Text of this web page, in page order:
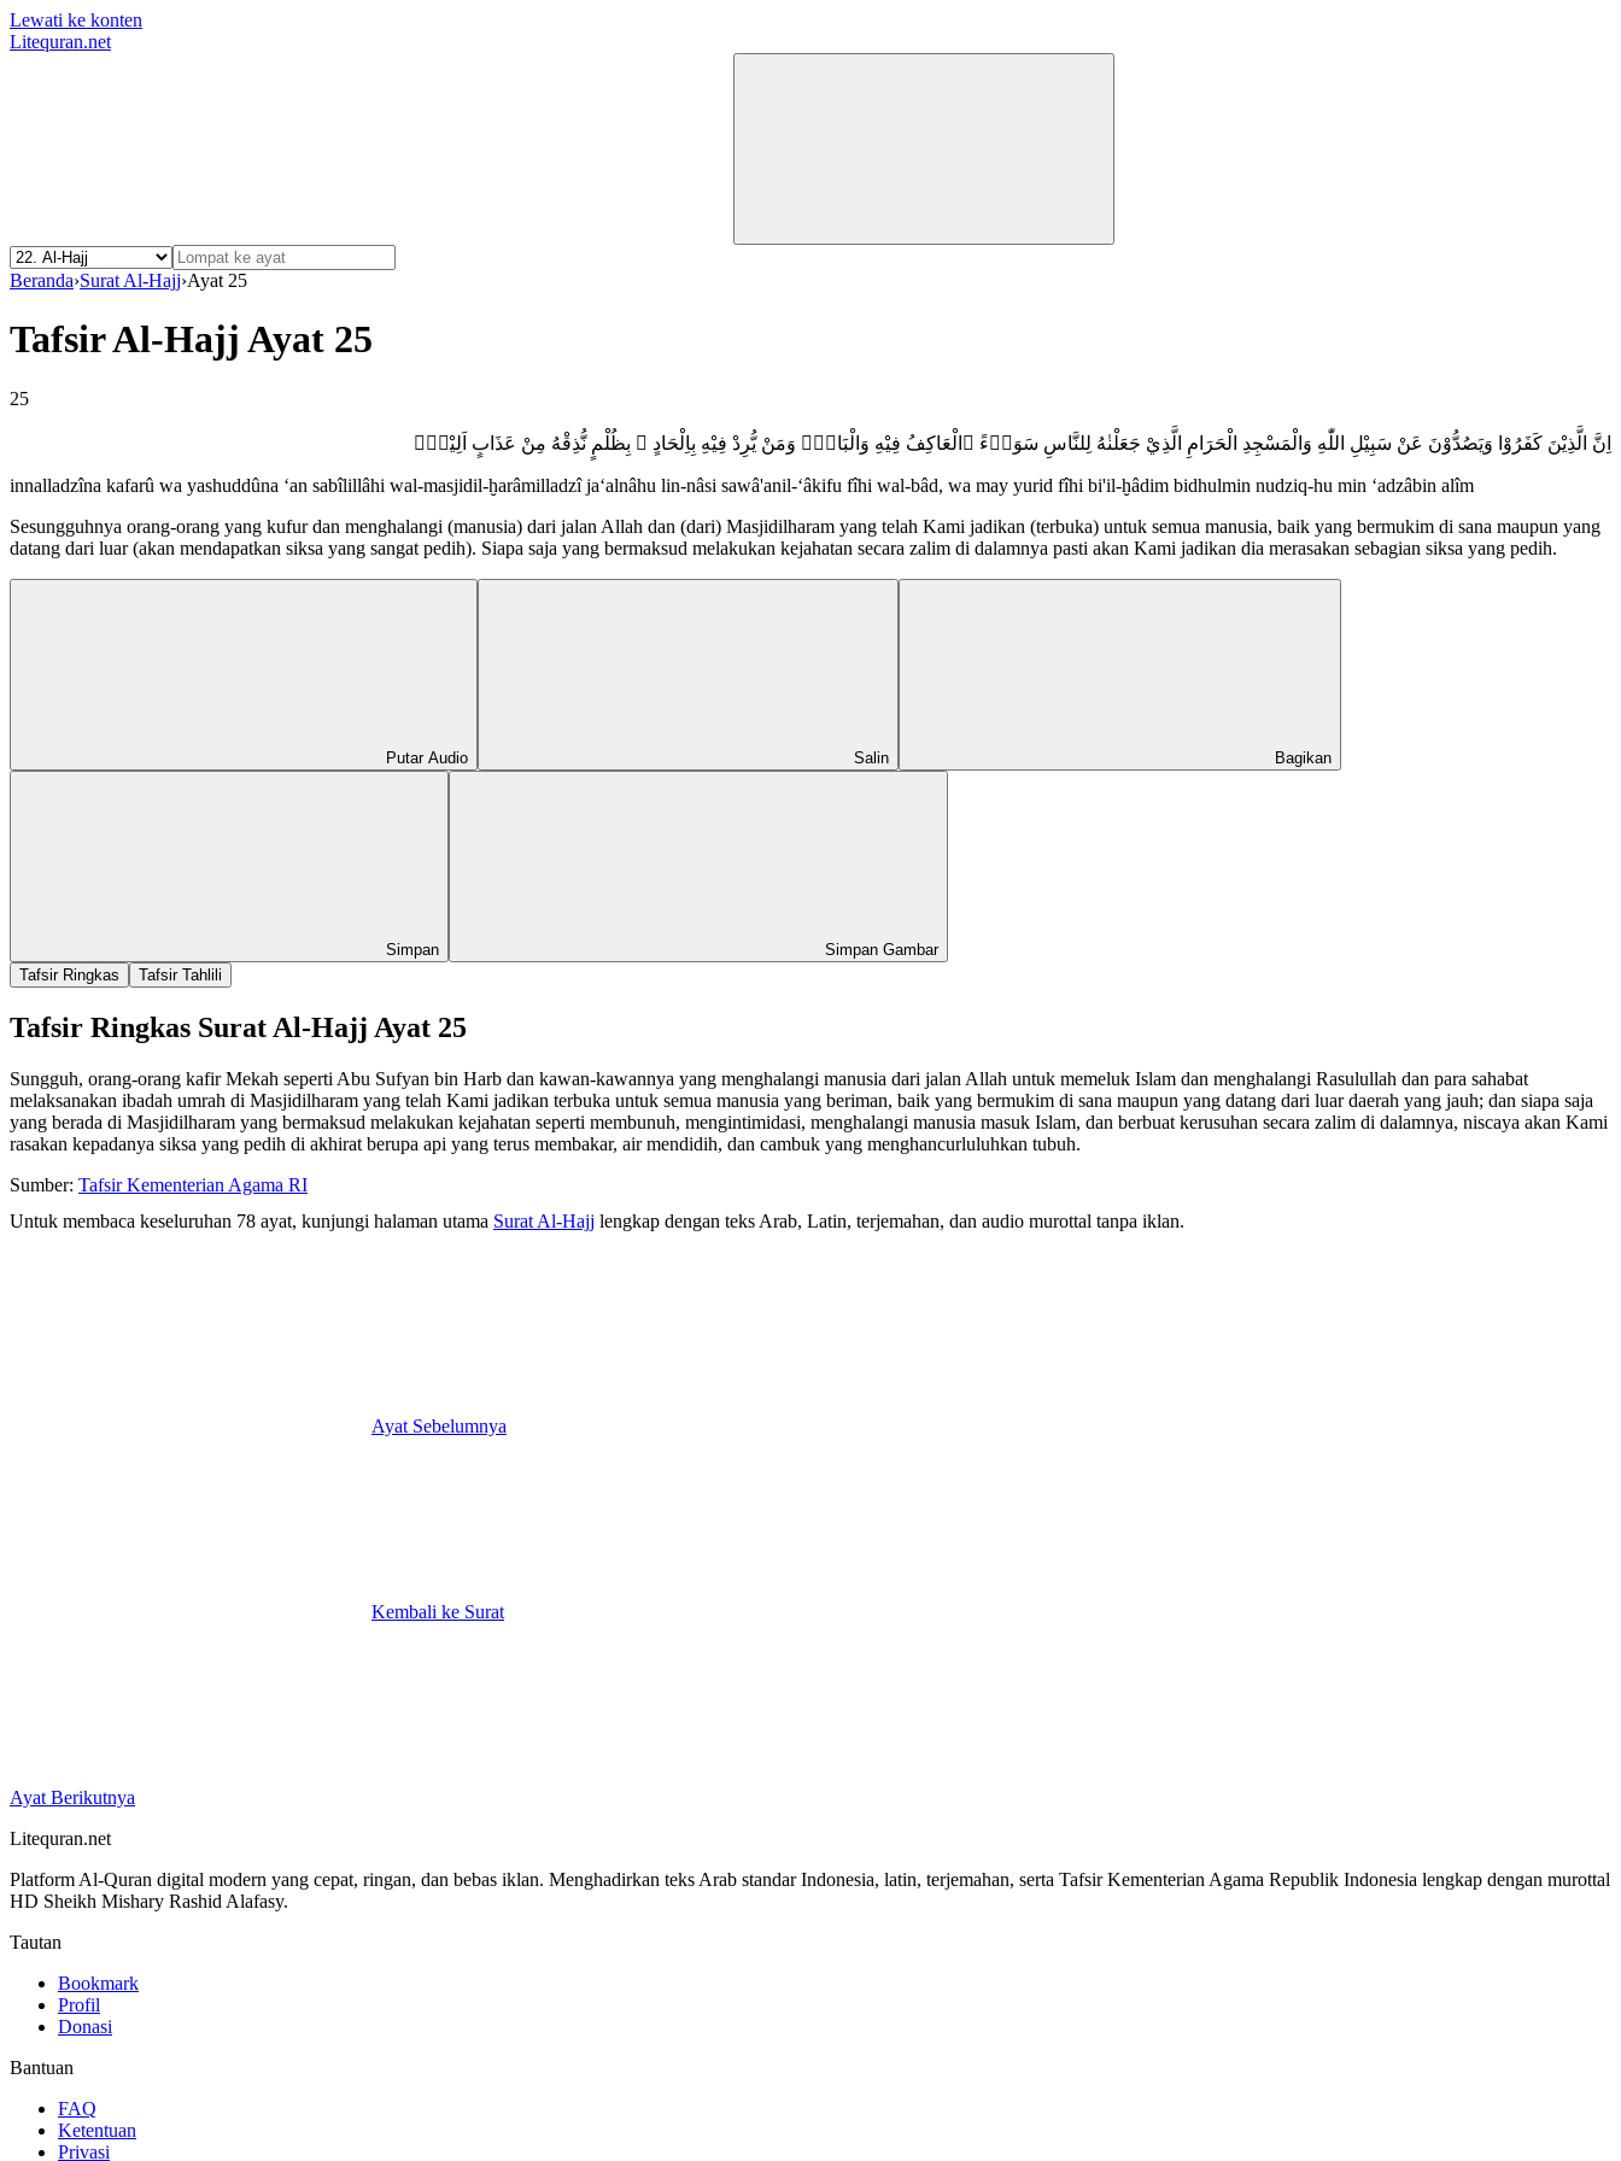
Lewati ke konten
Litequran.net
Beranda›Surat Al-Hajj›Ayat 25
Tafsir Al-Hajj Ayat 25
25
اِنَّ الَّذِيْنَ كَفَرُوْا وَيَصُدُّوْنَ عَنْ سَبِيْلِ اللّٰهِ وَالْمَسْجِدِ الْحَرَامِ الَّذِيْ جَعَلْنٰهُ لِلنَّاسِ سَوَاۤءً ࣙالْعَاكِفُ فِيْهِ وَالْبَادِۗ وَمَنْ يُّرِدْ فِيْهِ بِاِلْحَادٍ ۢ بِظُلْمٍ نُّذِقْهُ مِنْ عَذَابٍ اَلِيْمٍࣖ
innalladzîna kafarû wa yashuddûna ‘an sabîlillâhi wal-masjidil-ḫarâmilladzî ja‘alnâhu lin-nâsi sawâ'anil-‘âkifu fîhi wal-bâd, wa may yurid fîhi bi'il-ḫâdim bidhulmin nudziq-hu min ‘adzâbin alîm
Sesungguhnya orang-orang yang kufur dan menghalangi (manusia) dari jalan Allah dan (dari) Masjidilharam yang telah Kami jadikan (terbuka) untuk semua manusia, baik yang bermukim di sana maupun yang
datang dari luar (akan mendapatkan siksa yang sangat pedih). Siapa saja yang bermaksud melakukan kejahatan secara zalim di dalamnya pasti akan Kami jadikan dia merasakan sebagian siksa yang pedih.
Putar Audio Salin Bagikan
Simpan
Simpan Gambar
Tafsir Ringkas
Tafsir Tahlili
Tafsir Ringkas Surat Al-Hajj Ayat 25
Sungguh, orang-orang kafir Mekah seperti Abu Sufyan bin Harb dan kawan-kawannya yang menghalangi manusia dari jalan Allah untuk memeluk Islam dan menghalangi Rasulullah dan para sahabat
melaksanakan ibadah umrah di Masjidilharam yang telah Kami jadikan terbuka untuk semua manusia yang beriman, baik yang bermukim di sana maupun yang datang dari luar daerah yang jauh; dan siapa saja
yang berada di Masjidilharam yang bermaksud melakukan kejahatan seperti membunuh, mengintimidasi, menghalangi manusia masuk Islam, dan berbuat kerusuhan secara zalim di dalamnya, niscaya akan Kami
rasakan kepadanya siksa yang pedih di akhirat berupa api yang terus membakar, air mendidih, dan cambuk yang menghancurluluhkan tubuh.
Sumber: Tafsir Kementerian Agama RI
Untuk membaca keseluruhan 78 ayat, kunjungi halaman utama Surat Al-Hajj lengkap dengan teks Arab, Latin, terjemahan, dan audio murottal tanpa iklan.
Ayat Sebelumnya
Kembali ke Surat
Ayat Berikutnya
Litequran.net
Platform Al-Quran digital modern yang cepat, ringan, dan bebas iklan. Menghadirkan teks Arab standar Indonesia, latin, terjemahan, serta Tafsir Kementerian Agama Republik Indonesia lengkap dengan murottal
HD Sheikh Mishary Rashid Alafasy.
Tautan
Bookmark
Profil
Donasi
Bantuan
FAQ
Ketentuan
Privasi